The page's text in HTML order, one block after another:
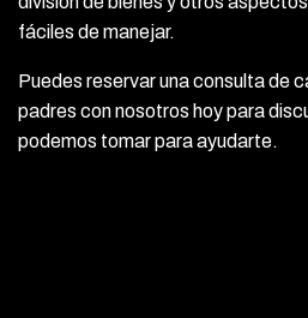
fáciles de manejar.
Puedes reservar una consulta de
padres con nosotros hoy para
podemos tomar para ayudarte.